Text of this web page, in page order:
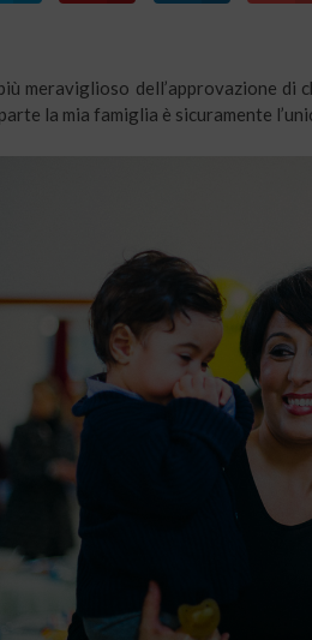
meraviglioso dell’approvazione
la mia famiglia è sicuramente